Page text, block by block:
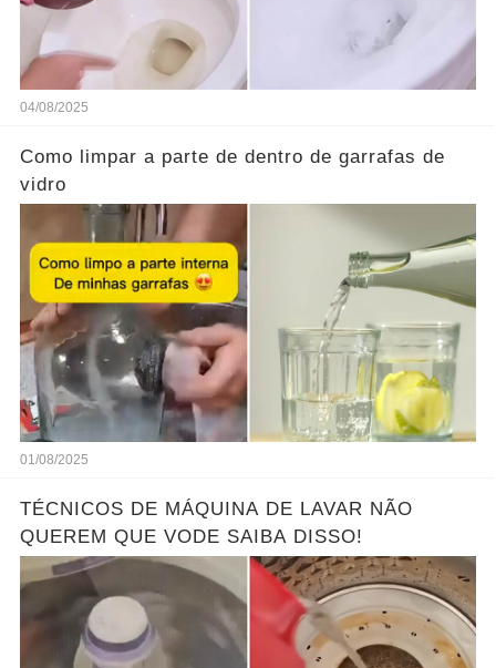
04/08/2025
Como limpar a parte de dentro de garrafas de
vidro
01/08/2025
TÉCNICOS DE MÁQUINA DE LAVAR NÃO
QUEREM QUE VODE SAIBA DISSO!